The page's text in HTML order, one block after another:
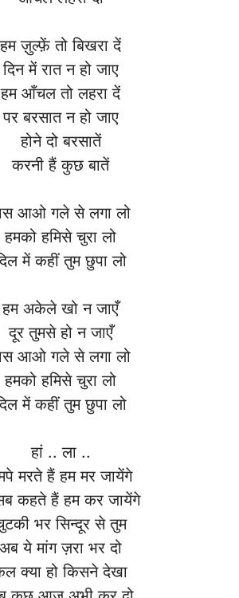
हम ज़ुल्फ़ें तो बिखरा दें
दिन में रात न हो जाए
हम आँचल तो लहरा दें
पर बरसात न हो जाए
होने दो बरसातें
करनी हैं कुछ बातें
आओ गले से लगा लो
हमको हमिसे चुरा लो
में कहीं तुम छुपा लो
हम अकेले खो न जाएँ
दूर तुमसे हो न जाएँ
आओ गले से लगा लो
हमको हमिसे चुरा लो
में कहीं तुम छुपा लो
हां .. ला ..
मरते हैं हम मर जायेंगे
कहते हैं हम कर जायेंगे
भर सिन्दूर से तुम
अब ये मांग ज़रा भर दो
क्या हो किसने देखा